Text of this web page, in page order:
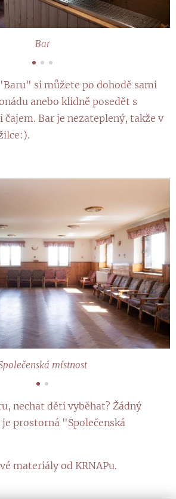
Bar
si můžete po dohodě sami
anebo klidně posedět s
Bar je nezateplený, takže v
místnost
nechat děti vyběhat? Žádný
prostorná "Společenská
materiály od KRNAPu.